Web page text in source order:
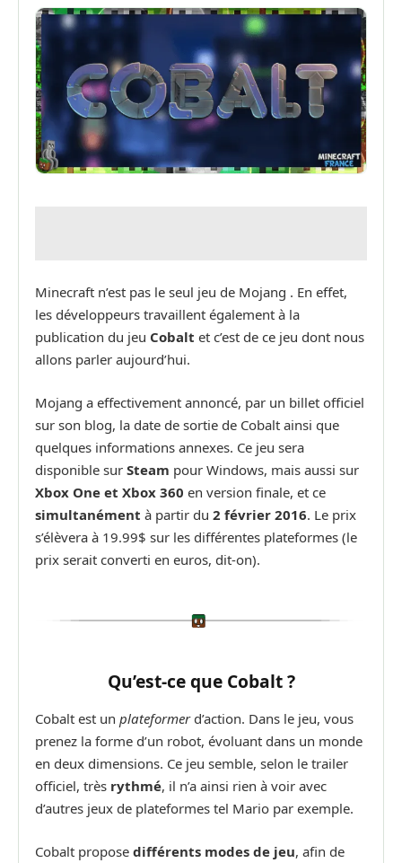
Minecraft n’est pas le seul jeu de Mojang . En effet,
les développeurs travaillent également à la
publication du jeu Cobalt et c’est de ce jeu dont nous
allons parler aujourd’hui.
Mojang a effectivement annoncé, par un billet officiel
sur son blog, la date de sortie de Cobalt ainsi que
quelques informations annexes. Ce jeu sera
disponible sur Steam pour Windows, mais aussi sur
Xbox One et Xbox 360 en version finale, et ce
simultanément à partir du 2 février 2016. Le prix
s’élèvera à 19.99$ sur les différentes plateformes (le
prix serait converti en euros, dit-on).
Qu’est-ce que Cobalt ?
Cobalt est un plateformerd’action. Dans le jeu, vous
prenez la forme d’un robot, évoluant dans un monde
en deux dimensions. Ce jeu semble, selon le trailer
officiel, très rythmé, il n’a ainsi rien à voir avec
d’autres jeux de plateformes tel Mario par exemple.
Cobalt propose différents modes de jeu, afin de